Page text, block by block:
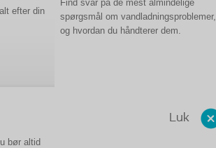
efter din
Find svar på de mest almindelige
spørgsmål om vandladningsproblemer,
og hvordan du håndterer dem.
Luk
bør altid